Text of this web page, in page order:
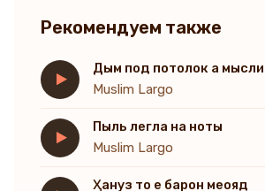
баран ба ҷони мо чек чек
хуб у қашанг у меҳрбонӣ
чики чики зебуй боронӣ
иншоллоҳ боронӣ
мошоллоҳ боронӣ
Рекомендуем также
Дым под потолок а мысли
Muslim Largo
Пыль легла на ноты
Muslim Largo
Ҳануз то е барон меояд